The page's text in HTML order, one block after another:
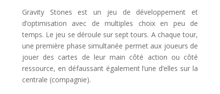
Gravity Stones est un jeu de développement et
d’optimisation avec de multiples choix en peu de
temps. Le jeu se déroule sur sept tours. A chaque tour,
une première phase simultanée permet aux joueurs de
jouer des cartes de leur main côté action ou côté
ressource, en défaussant également l’une d’elles sur la
centrale (compagnie).